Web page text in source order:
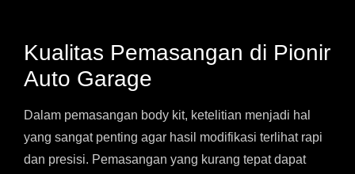
Kualitas Pemasangan di Pionir
Auto Garage
Dalam pemasangan body kit, ketelitian menjadi hal
yang sangat penting agar hasil modifikasi terlihat rapi
dan presisi. Pemasangan yang kurang tepat dapat